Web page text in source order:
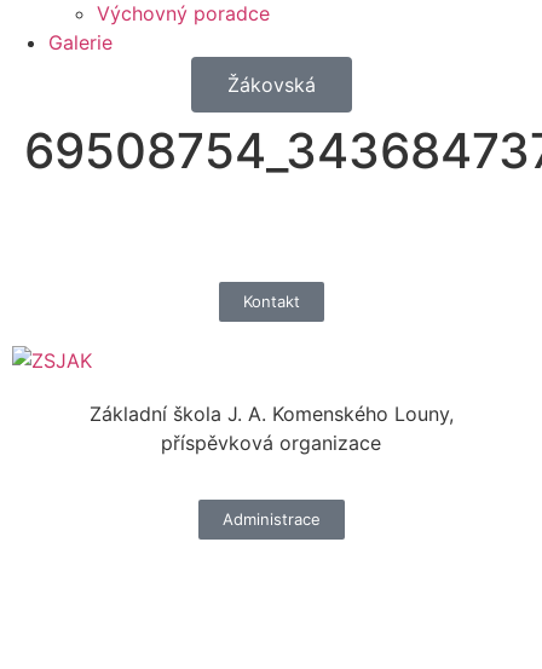
Výchovný poradce
Galerie
Žákovská
Kontakt
Základní škola J. A. Komenského Louny,
příspěvková organizace
Administrace